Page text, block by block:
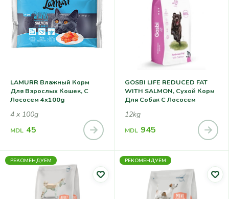
LAMURR Влажный Корм
Для Взрослых Кошек, С
Лососем 4x100g
4 x 100g
MDL 45
GOSBI LIFE REDUCED FAT
WITH SALMON, Сухой Корм
Для Собак С Лососем
12kg
MDL 945
РЕКОМЕНДУЕМ РЕКОМЕНДУЕМ